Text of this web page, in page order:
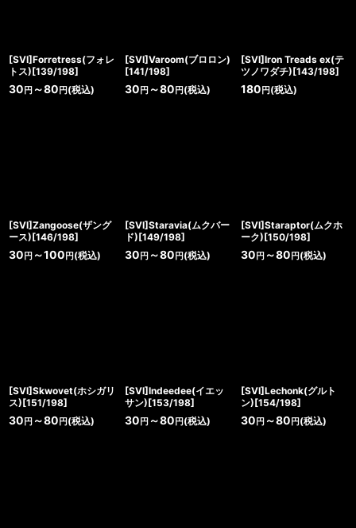
[SVI]Forretress(フォレ
トス)[139/198]
30 円 ～80 円 (税込)
[SVI]Varoom(ブロロン)
[141/198]
30 円～80 円(税込)
[SVI]Iron Treads ex(テ
ツノワダチ)[143/198]
180 円(税込)
[SVI]Zangoose(ザング
ース)[146/198]
30 円 ～100 円 (税込)
[SVI]Staravia(ムクバー
ド)[149/198]
30 円～80 円(税込)
[SVI]Staraptor(ムクホ
ーク)[150/198]
30 円～80 円(税込)
[SVI]Skwovet(ホシガリ
ス)[151/198]
30 円 ～80 円 (税込)
[SVI]Indeedee(イエッ
サン)[153/198]
30 円～80 円(税込)
[SVI]Lechonk(グルト
ン)[154/198]
30 円～80 円(税込)